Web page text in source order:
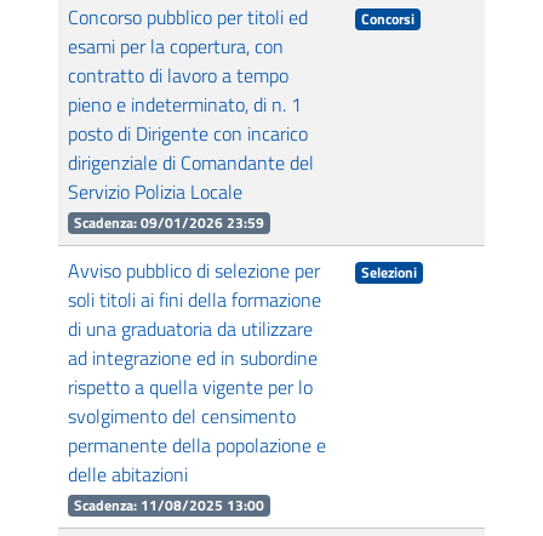
Concorso pubblico per titoli ed
esami per la copertura, con
contratto di lavoro a tempo
pieno e indeterminato, di n. 1
posto di Dirigente con incarico
dirigenziale di Comandante del
Servizio Polizia Locale
Scadenza: 09/01/2026 23:59
Concorsi
Avviso pubblico di selezione per
soli titoli ai fini della formazione
di una graduatoria da utilizzare
ad integrazione ed in subordine
rispetto a quella vigente per lo
svolgimento del censimento
permanente della popolazione e
delle abitazioni
Scadenza: 11/08/2025 13:00
Selezioni